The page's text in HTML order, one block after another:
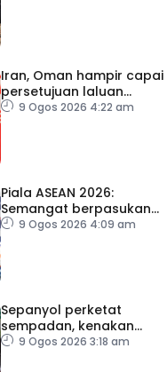
Iran, Oman hampir capai
persetujuan laluan
sementara Selat Hormuz
9 Ogos 2026 4:22 am
Piala ASEAN 2026:
Semangat berpasukan
kunci Harimau Malaya ke
9 Ogos 2026 4:09 am
Sepanyol perketat
sempadan, kenakan
pemeriksaan ketibaan
9 Ogos 2026 3:18 am